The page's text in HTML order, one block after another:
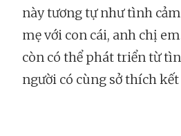
này tương tự như tình
mẹ với con cái, anh chị
còn có thể phát triển từ
người có cùng sở thích